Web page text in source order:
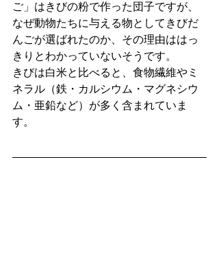
ご」はきびの粉で作った団子ですが、
なぜ動物たちに与える物としてきびだ
んごが選ばれたのか、その理由ははっ
きりとわかっていないそうです。
きびは白米と比べると、食物繊維やミ
ネラル（鉄・カルシウム・マグネシウ
ム・亜鉛など）が多く含まれていま
す。